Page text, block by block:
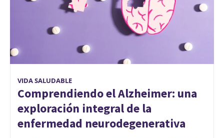
VIDA SALUDABLE
Comprendiendo el Alzheimer: una
exploración integral de la
enfermedad neurodegenerativa